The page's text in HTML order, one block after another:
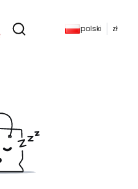
Otwórz wyszukiwarkę
Produkty w
polski zł